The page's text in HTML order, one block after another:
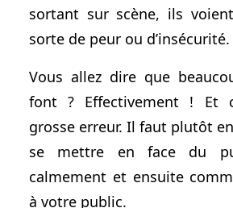
sortant sur scène, ils
sorte de peur ou d’insécurité.
Vous allez dire que
font ? Effectivement ! Et
grosse erreur. Il faut plutôt
se mettre en face du
calmement et ensuite
à votre public.